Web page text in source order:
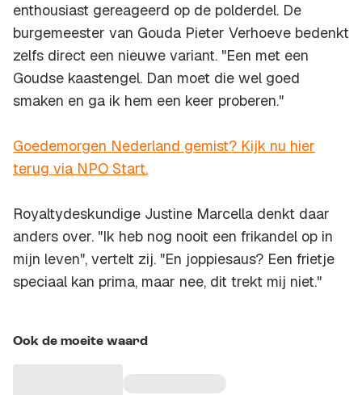
enthousiast gereageerd op de polderdel. De
burgemeester van Gouda Pieter Verhoeve bedenkt
zelfs direct een nieuwe variant. "Een met een
Goudse kaastengel. Dan moet die wel goed
smaken en ga ik hem een keer proberen."
Goedemorgen Nederland gemist? Kijk nu hier
terug via NPO Start.
Royaltydeskundige Justine Marcella denkt daar
anders over. "Ik heb nog nooit een frikandel op in
mijn leven", vertelt zij. "En joppiesaus? Een frietje
speciaal kan prima, maar nee, dit trekt mij niet."
Ook de moeite waard